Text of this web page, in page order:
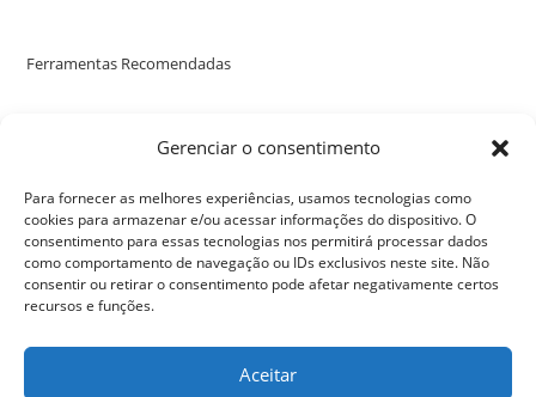
Gerenciar o consentimento
Para fornecer as melhores experiências, usamos tecnologias como
cookies para armazenar e/ou acessar informações do dispositivo. O
consentimento para essas tecnologias nos permitirá processar dados
como comportamento de navegação ou IDs exclusivos neste site. Não
consentir ou retirar o consentimento pode afetar negativamente certos
recursos e funções.
Aceitar
Ferramentas Recomendadas
Poste uma avaliação no nosso perfil no Google